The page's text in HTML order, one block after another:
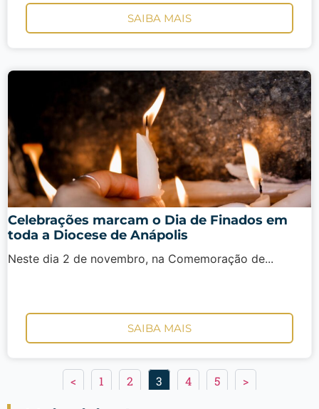
SAIBA MAIS
Celebrações marcam o Dia de Finados em
toda a Diocese de Anápolis
Neste dia 2 de novembro, na Comemoração de...
SAIBA MAIS
< 1 2 3 4 5 >